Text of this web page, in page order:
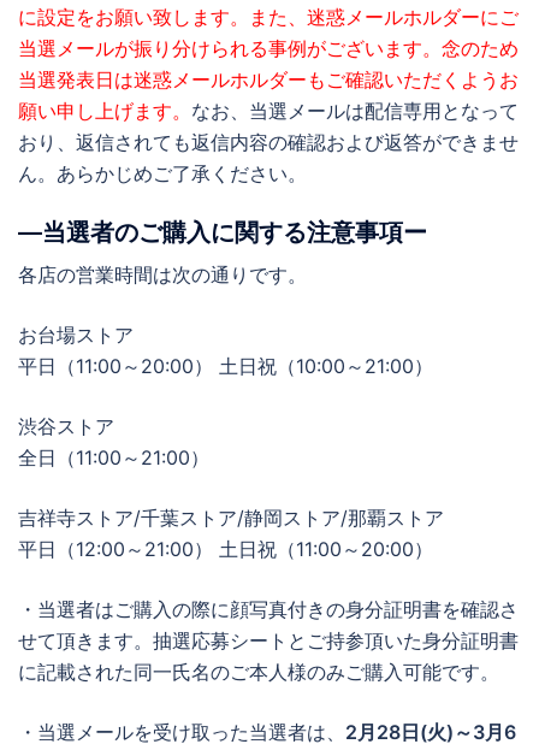
に設定をお願い致します。また、迷惑メールホルダーにご
当選メールが振り分けられる事例がございます。念のため
当選発表日は迷惑メールホルダーもご確認いただくようお
願い申し上げます。 なお、当選メールは配信専用となって
おり、返信されても返信内容の確認および返答ができませ
ん。あらかじめご了承ください。
―当選者のご購入に関する注意事項ー
各店の営業時間は次の通りです。
お台場ストア
平日（11:00～20:00） 土日祝（10:00～21:00）
渋谷ストア
全日（11:00～21:00）
吉祥寺ストア/千葉ストア/静岡ストア/那覇ストア
平日（12:00～21:00） 土日祝（11:00～20:00）
・当選者はご購入の際に顔写真付きの身分証明書を確認さ
せて頂きます。抽選応募シートとご持参頂いた身分証明書
に記載された同一氏名のご本人様のみご購入可能です。
・当選メールを受け取った当選者は、 2月28日(火)～3月6